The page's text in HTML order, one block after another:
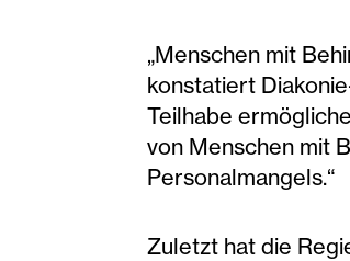
„Menschen mit
konstatiert
Teilhabe
von Menschen mit
Personalmangels.“
Zuletzt hat die